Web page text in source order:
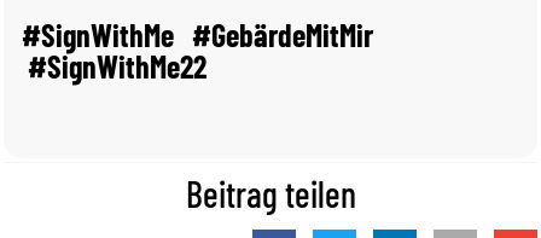
#SignWithMe #GebärdeMitMir
#SignWithMe22
Beitrag teilen